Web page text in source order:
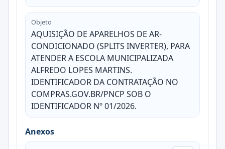
Objeto
AQUISIÇÃO DE APARELHOS DE AR-
CONDICIONADO (SPLITS INVERTER), PARA
ATENDER A ESCOLA MUNICIPALIZADA
ALFREDO LOPES MARTINS.
IDENTIFICADOR DA CONTRATAÇÃO NO
COMPRAS.GOV.BR/PNCP SOB O
IDENTIFICADOR Nº 01/2026.
Anexos